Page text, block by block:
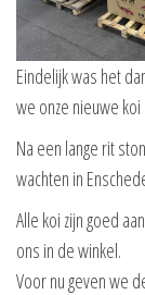
Eindelijk was het
we onze nieuwe
Na een lange rit
wachten in
Alle koi zijn goed
ons in de winkel.
Voor nu geven we